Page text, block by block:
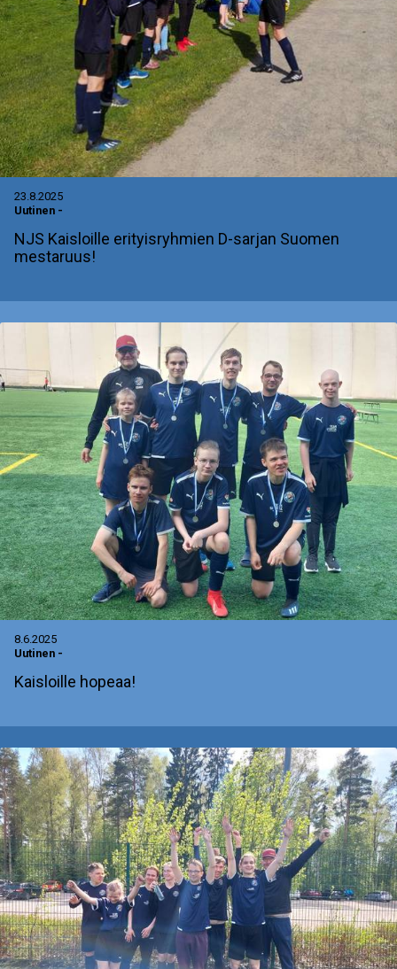
23.8.2025
Uutinen -
NJS Kaisloille erityisryhmien D-sarjan Suomen
mestaruus!
8.6.2025
Uutinen -
Kaisloille hopeaa!